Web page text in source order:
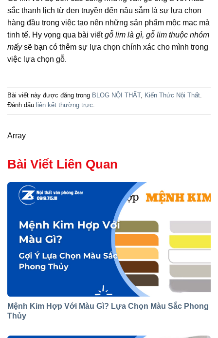
sắc thanh lịch từ đen truyền đến nâu sẫm là sự lựa chọn
hàng đầu trong việc tạo nên những sản phẩm mộc mạc mà
tinh tế. Hy vọng qua bài viếtgỗ lim là gì, gỗ lim thuộc nhóm
mấysẽ bạn có thêm sự lựa chọn chính xác cho mình trong
việc lựa chọn gỗ.
Bài viết này được đăng trong BLOG NỘI THẤT, Kiến Thức Nội Thất.
Đánh dấu liên kết thường trực.
Array
Bài Viết Liên Quan
Mệnh Kim Hợp Với Màu Gì? Lựa Chọn Màu Sắc Phong
Thủy